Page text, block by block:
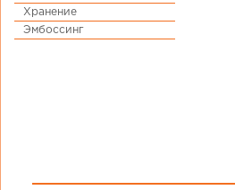
Хранение
Эмбоссинг